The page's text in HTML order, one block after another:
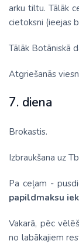
arku tiltu. Tālāk
cietoksni (ieejas
Tālāk Botāniskā
Atgriešanās
7. diena
Brokastis.
Izbraukšana uz
Pa ceļam -
papildmaksu
Vakarā, pēc
no labākajiem